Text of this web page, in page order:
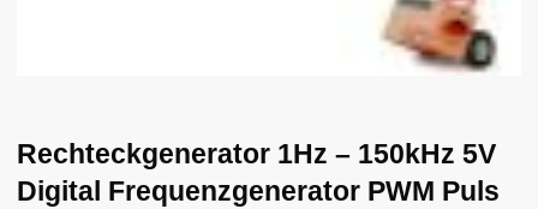
Rechteckgenerator 1Hz – 150kHz 5V
Digital Frequenzgenerator PWM Puls